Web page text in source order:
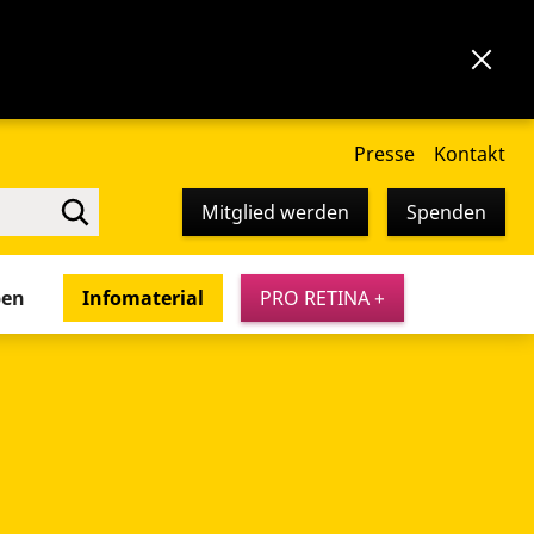
Presse Kontakt
Mitglied werden Spenden
Infomaterial PRO RETINA +